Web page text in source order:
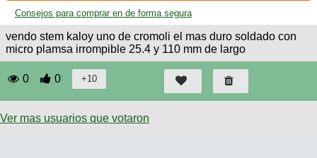
Fotos
del
DÍA
Fotos
mas
votadas
Consejos para comprar en de forma segura
vendo stem kaloy uno de cromoli el mas duro soldado con
micro plamsa irrompible 25.4 y 110 mm de largo
0 0
Ver mas usuarios que votaron